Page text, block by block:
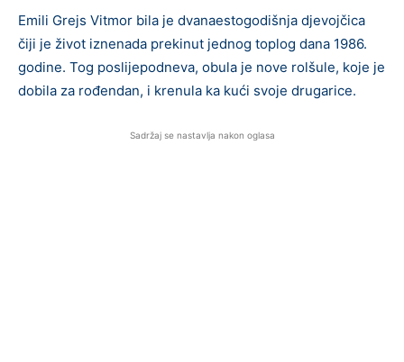
Emili Grejs Vitmor bila je dvanaestogodišnja djevojčica
čiji je život iznenada prekinut jednog toplog dana 1986.
godine. Tog poslijepodneva, obula je nove rolšule, koje je
dobila za rođendan, i krenula ka kući svoje drugarice.
Sadržaj se nastavlja nakon oglasa